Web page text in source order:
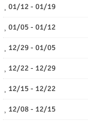
01/12 - 01/19
01/05 - 01/12
12/29 - 01/05
12/22 - 12/29
12/15 - 12/22
12/08 - 12/15